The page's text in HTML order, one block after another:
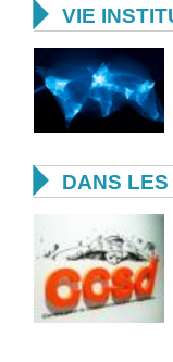
 VIE
 DANS